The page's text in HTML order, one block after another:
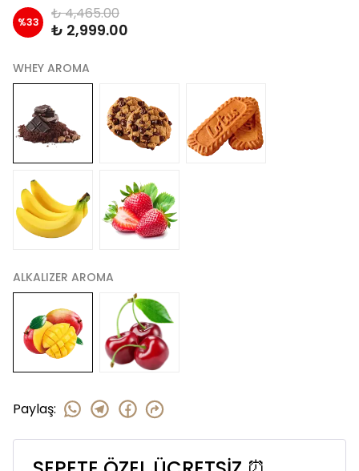
%33 ₺ 4,465.00
₺ 2,999.00
WHEY AROMA
ALKALIZER AROMA
Paylaş: